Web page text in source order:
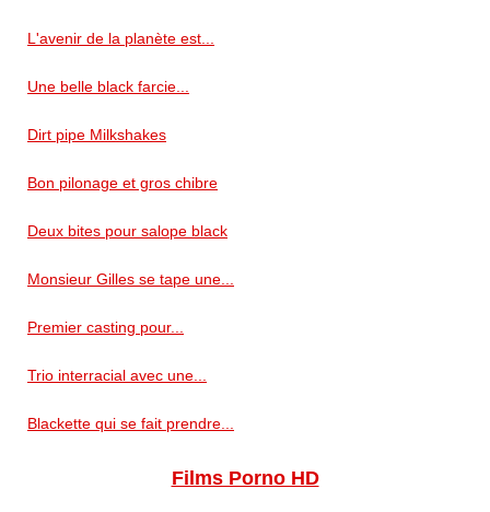
L'avenir de la planète est...
Une belle black farcie...
Dirt pipe Milkshakes
Bon pilonage et gros chibre
Deux bites pour salope black
Monsieur Gilles se tape une...
Premier casting pour...
Trio interracial avec une...
Blackette qui se fait prendre...
Films Porno HD